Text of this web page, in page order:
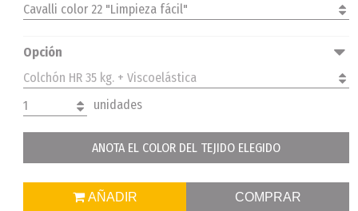
Cavalli color 22 "Limpieza fácil"
Opción
Colchón HR 35 kg. + Viscoelástica
1
unidades
ANOTA EL COLOR DEL TEJIDO ELEGIDO
AÑADIR COMPRAR